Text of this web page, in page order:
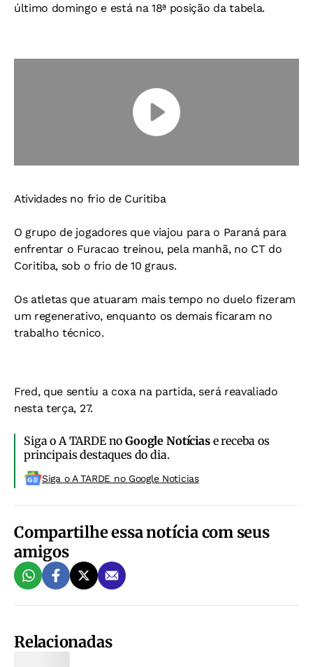
último domingo e está na 18ª posição da tabela.
Atividades no frio de Curitiba
O grupo de jogadores que viajou para o Paraná para
enfrentar o Furacao treinou, pela manhã, no CT do
Coritiba, sob o frio de 10 graus.
Os atletas que atuaram mais tempo no duelo fizeram
um regenerativo, enquanto os demais ficaram no
trabalho técnico.
Fred, que sentiu a coxa na partida, será reavaliado
nesta terça, 27.
Siga o A TARDE noGoogle Notíciase receba os
principais destaques do dia.
Siga o A TARDE no Google Noticias
Compartilhe essa notícia com seus
amigos
Relacionadas